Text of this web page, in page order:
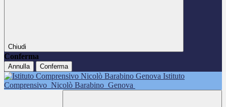
Chiudi
Conferma
Annulla Conferma
Istituto
Comprensivo Nicolò Barabino Genova